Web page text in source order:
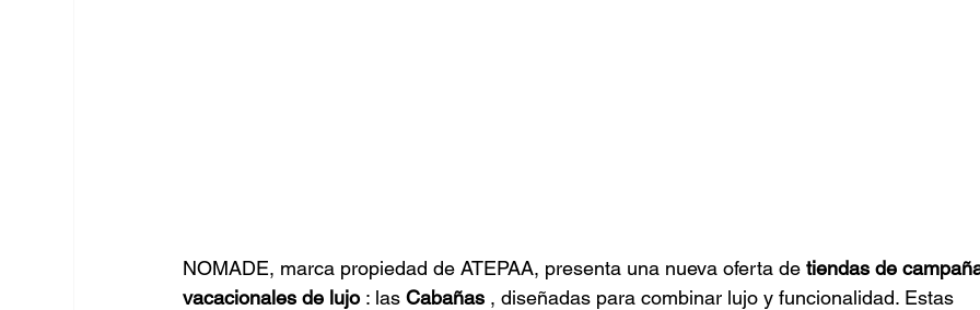
NOMADE, marca propiedad de ATEPAA, presenta una nueva oferta de tiendas de
vacacionales de lujo : las Cabañas , diseñadas para combinar lujo y funcionalidad. Estas